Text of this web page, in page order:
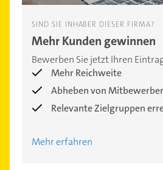
SIND SIE INHABER DIESER FIRMA?
Mehr Kunden gewinnen
Bewerben Sie jetzt Ihren
Mehr Reichweite
Abheben von
Relevante Zielgruppen
Mehr erfahren